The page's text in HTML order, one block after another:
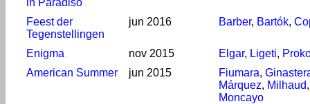
Feest der
Tegenstellingen
jun 2016 Barber, Bartók,
Enigma nov 2015 Elgar, Ligeti,
American Summer
jun 2015 Fiumara,
Márquez, Milhaud,
Moncayo